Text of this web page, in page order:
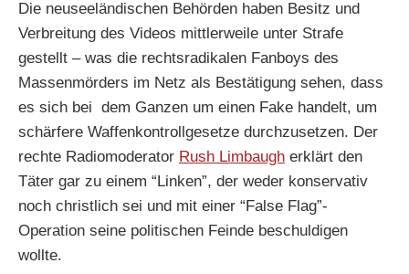
Die neuseeländischen Behörden haben Besitz und
Verbreitung des Videos mittlerweile unter Strafe
gestellt – was die rechtsradikalen Fanboys des
Massenmörders im Netz als Bestätigung sehen, dass
es sich bei dem Ganzen um einen Fake handelt, um
schärfere Waffenkontrollgesetze durchzusetzen. Der
rechte Radiomoderator Rush Limbaugh erklärt den
Täter gar zu einem “Linken”, der weder konservativ
noch christlich sei und mit einer “False Flag”-
Operation seine politischen Feinde beschuldigen
wollte.